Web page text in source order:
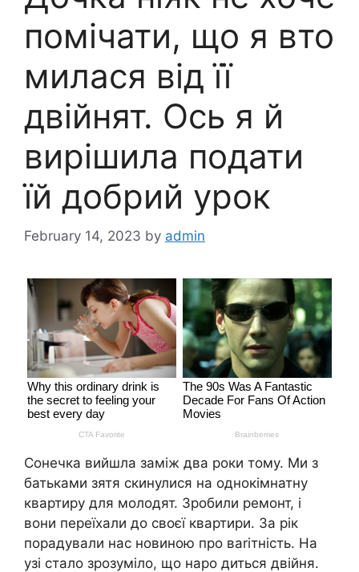
помічати, що я вто
милася від її
двійнят. Ось я й
вирішила подати
їй добрий урок
February 14, 2023 by admin
Сонечка вийшла заміж два роки тому. Ми з
батьками зятя скинулися на однокімнатну
квартиру для молодят. Зробили ремонт, і
вони переїхали до своєї квартири. За рік
порадували нас новиною про ваrітність. На
узі стало зрозуміло, що наро диться двійня.